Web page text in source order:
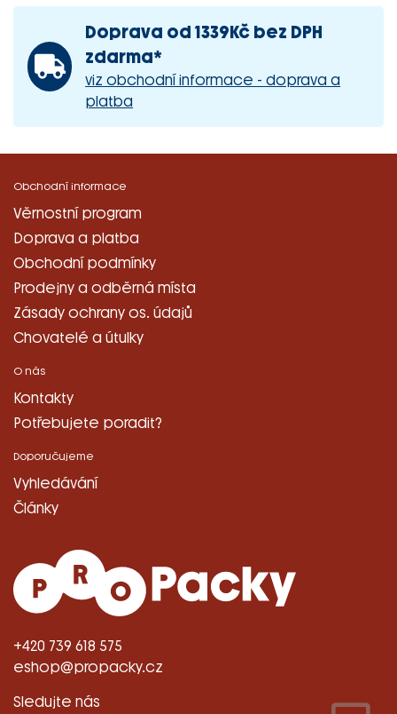
Doprava od 1339Kč bez DPH
zdarma*
viz obchodní informace - doprava a
platba
+420 739 618 575
eshop@propacky.cz
Sledujte nás
Obchodní informace
Věrnostní program
Doprava a platba
Obchodní podmínky
Prodejny a odběrná místa
Zásady ochrany os. údajů
Chovatelé a útulky
O nás
Kontakty
Potřebujete poradit?
Doporučujeme
Vyhledávání
Články